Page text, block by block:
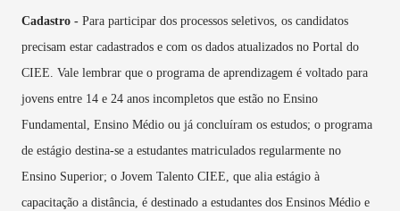
Cadastro - Para participar dos processos seletivos, os candidatos
precisam estar cadastrados e com os dados atualizados no Portal do
CIEE. Vale lembrar que o programa de aprendizagem é voltado para
jovens entre 14 e 24 anos incompletos que estão no Ensino
Fundamental, Ensino Médio ou já concluíram os estudos; o programa
de estágio destina-se a estudantes matriculados regularmente no
Ensino Superior; o Jovem Talento CIEE, que alia estágio à
capacitação a distância, é destinado a estudantes dos Ensinos Médio e